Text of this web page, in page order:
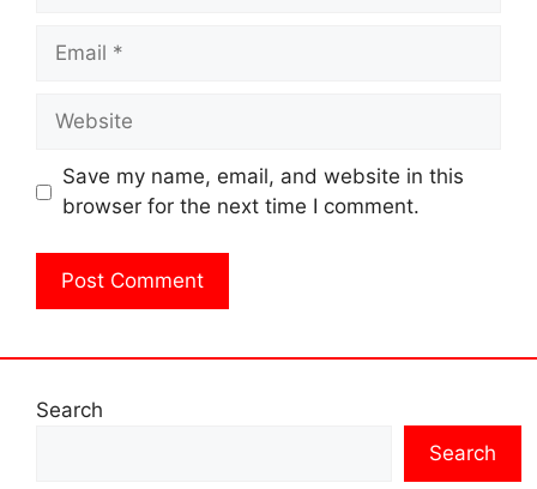
Email
Website
Save my name, email, and website in this
browser for the next time I comment.
Search
Search